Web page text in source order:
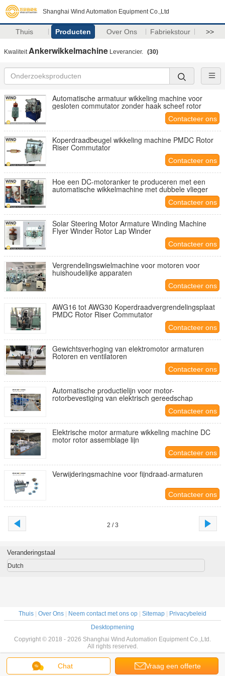
Shanghai Wind Automation Equipment Co.,Ltd
Thuis Producten Over Ons Fabriekstour >>
KwaliteitAnkerwikkelmachine Leverancier. (30)
Automatische armatuur wikkeling machine voor
gesloten commutator zonder haak scheef rotor
Contacteer ons
Koperdraadbeugel wikkeling machine PMDC Rotor
Riser Commutator
Contacteer ons
Hoe een DC-motoranker te produceren met een
automatische wikkelmachine met dubbele vlieger
Contacteer ons
Solar Steering Motor Armature Winding Machine
Flyer Winder Rotor Lap Winder
Contacteer ons
Vergrendelingswielmachine voor motoren voor
huishoudelijke apparaten
Contacteer ons
AWG16 tot AWG30 Koperdraadvergrendelingsplaat
PMDC Rotor Riser Commutator
Contacteer ons
Gewichtsverhoging van elektromotor armaturen
Rotoren en ventilatoren
Contacteer ons
Automatische productielijn voor motor-
rotorbevestiging van elektrisch gereedschap
Contacteer ons
Elektrische motor armature wikkeling machine DC
motor rotor assemblage lijn
Contacteer ons
Verwijderingsmachine voor fijndraad-armaturen
Contacteer ons
2 / 3
Chat Vraag een offerte
Veranderingstaal
Dutch
Thuis Over Ons Neem contact met ons op Sitemap
Privacybeleid
Desktopmening
Copyright © 2018 - 2026 Shanghai Wind Automation Equipment Co.,Ltd.
All rights reserved.